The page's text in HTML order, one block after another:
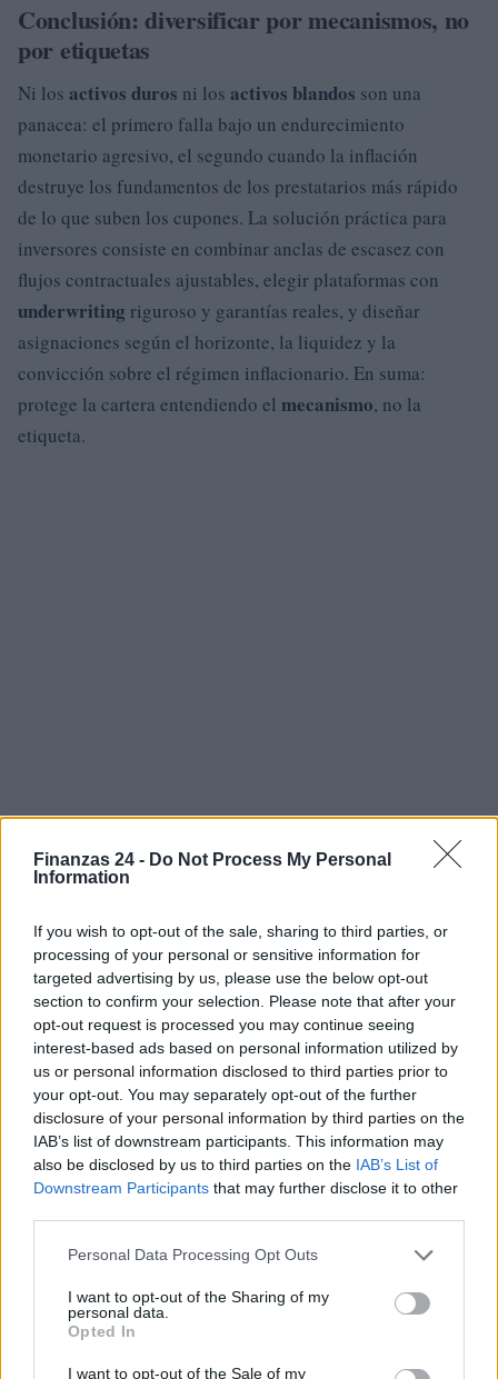
Finanzas 24 - Do Not Process My Personal
Information
If you wish to opt-out of the sale, sharing to third parties, or
processing of your personal or sensitive information for
targeted advertising by us, please use the below opt-out
section to confirm your selection. Please note that after your
opt-out request is processed you may continue seeing
interest-based ads based on personal information utilized by
us or personal information disclosed to third parties prior to
your opt-out. You may separately opt-out of the further
disclosure of your personal information by third parties on the
IAB’s list of downstream participants. This information may
also be disclosed by us to third parties on the IAB’s List of
Downstream Participants that may further disclose it to other
Please note that this website/app uses one or more Google
not limited to your visit or usage behaviour. You may click to
grant or deny consent to Google and its third-party tags to
use your data for below specified purposes in below Google
consent section.
Personal Data Processing Opt Outs
I want to opt-out of the Sharing of my
personal data.
Opted In
I want to opt-out of the Sale of my
Conclusión: diversificar por mecanismos, no
por etiquetas
Ni los activos duros ni los activos blandos son una
panacea: el primero falla bajo un endurecimiento
monetario agresivo, el segundo cuando la inflación
destruye los fundamentos de los prestatarios más rápido
de lo que suben los cupones. La solución práctica para
inversores consiste en combinar anclas de escasez con
flujos contractuales ajustables, elegir plataformas con
underwriting riguroso y garantías reales, y diseñar
asignaciones según el horizonte, la liquidez y la
convicción sobre el régimen inflacionario. En suma:
protege la cartera entendiendo el mecanismo, no la
etiqueta.
Francesca Galli
Francesca Galli, florentina con formación
bancaria, decidió cambiar de carrera tras un
congreso en Palazzo Vecchio: hoy elabora
análisis de mercados y columnas sobre ahorro
e inversión. En la redacción propone líneas
editoriales atentas a la transparencia y guarda
la agenda de su primer empleo en banca.